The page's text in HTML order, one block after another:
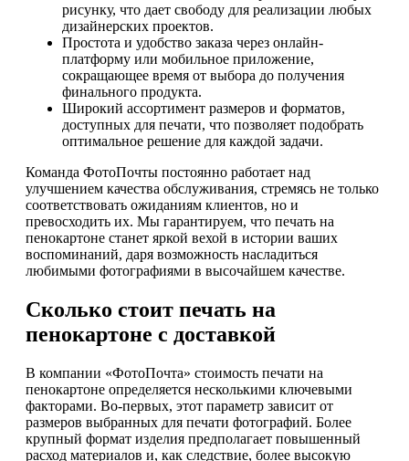
рисунку, что дает свободу для реализации любых
дизайнерских проектов.
Простота и удобство заказа через онлайн-
платформу или мобильное приложение,
сокращающее время от выбора до получения
финального продукта.
Широкий ассортимент размеров и форматов,
доступных для печати, что позволяет подобрать
оптимальное решение для каждой задачи.
Команда ФотоПочты постоянно работает над
улучшением качества обслуживания, стремясь не только
соответствовать ожиданиям клиентов, но и
превосходить их. Мы гарантируем, что печать на
пенокартоне станет яркой вехой в истории ваших
воспоминаний, даря возможность насладиться
любимыми фотографиями в высочайшем качестве.
Сколько стоит печать на
пенокартоне с доставкой
В компании «ФотоПочта» стоимость печати на
пенокартоне определяется несколькими ключевыми
факторами. Во-первых, этот параметр зависит от
размеров выбранных для печати фотографий. Более
крупный формат изделия предполагает повышенный
расход материалов и, как следствие, более высокую